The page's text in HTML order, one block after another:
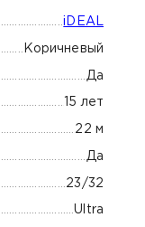
iDEAL
Коричневый
Да
15 лет
22 м
Да
23/32
Ultra